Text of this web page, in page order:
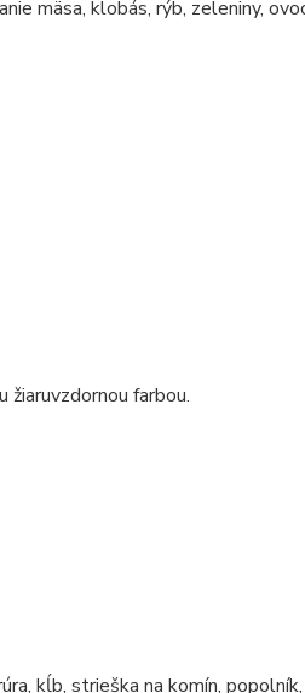
mäsa, klobás, rýb, zeleniny,
žiaruvzdornou farbou.
kĺb, strieška na komín,